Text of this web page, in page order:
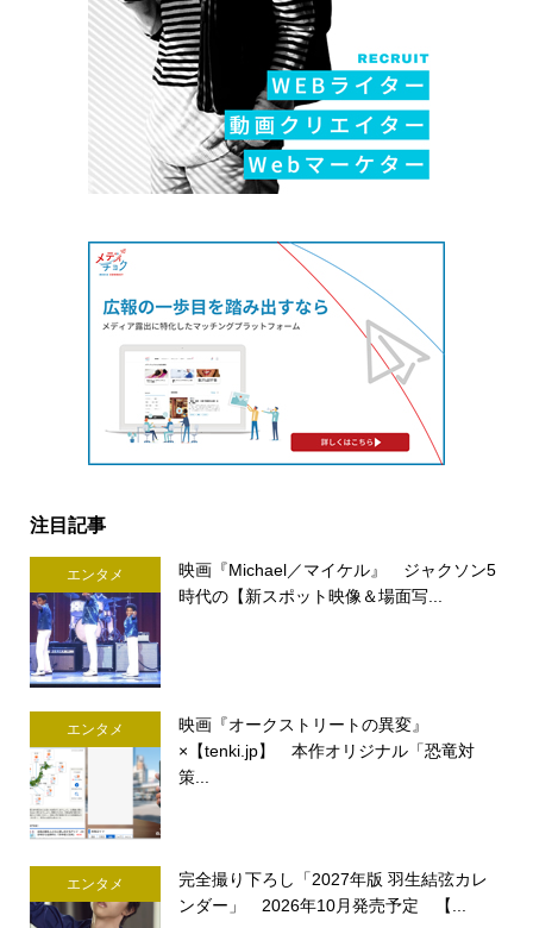
注目記事
エンタメ
映画『Michael／マイケル』 ジャクソン5
時代の【新スポット映像＆場面写...
エンタメ
映画『オークストリートの異変』
×【tenki.jp】 本作オリジナル「恐竜対
策...
エンタメ
完全撮り下ろし「2027年版 羽生結弦カレ
ンダー」 2026年10月発売予定 【...